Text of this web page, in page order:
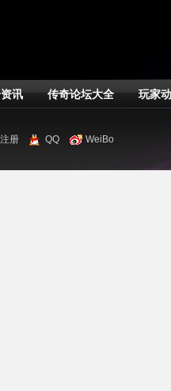
讯 传奇论坛大全 玩家
册 QQ WeiBo